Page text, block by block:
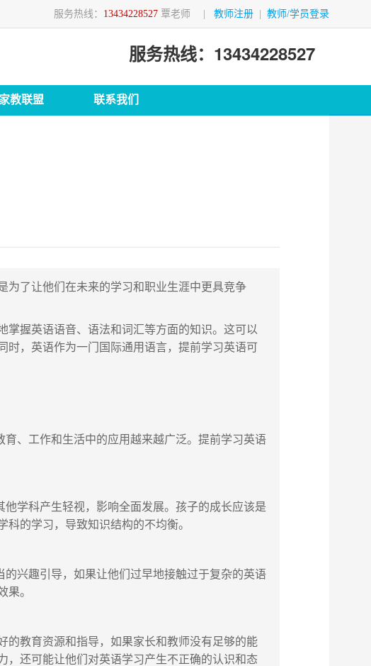
服务热线： 13434228527 覃老师 教师注册 教师/学员登录
服务热线：13434228527
家教联盟 联系我们
为了让他们在未来的学习和职业生涯中更具竞争
握英语语音、语法和词汇等方面的知识。这可以
时，英语作为一门国际通用语言，提前学习英语可
、工作和生活中的应用越来越广泛。提前学习英语
学科产生轻视，影响全面发展。孩子的成长应该是
的学习，导致知识结构的不均衡。
兴趣引导，如果让他们过早地接触过于复杂的英语
果。
教育资源和指导，如果家长和教师没有足够的能
，还可能让他们对英语学习产生不正确的认识和态